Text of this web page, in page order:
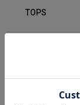
TOPS